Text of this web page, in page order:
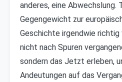
anderes, eine Abwechslung.
Gegengewicht zur
Geschichte irgendwie
nicht nach Spuren
sondern das Jetzt erleben,
Andeutungen auf das